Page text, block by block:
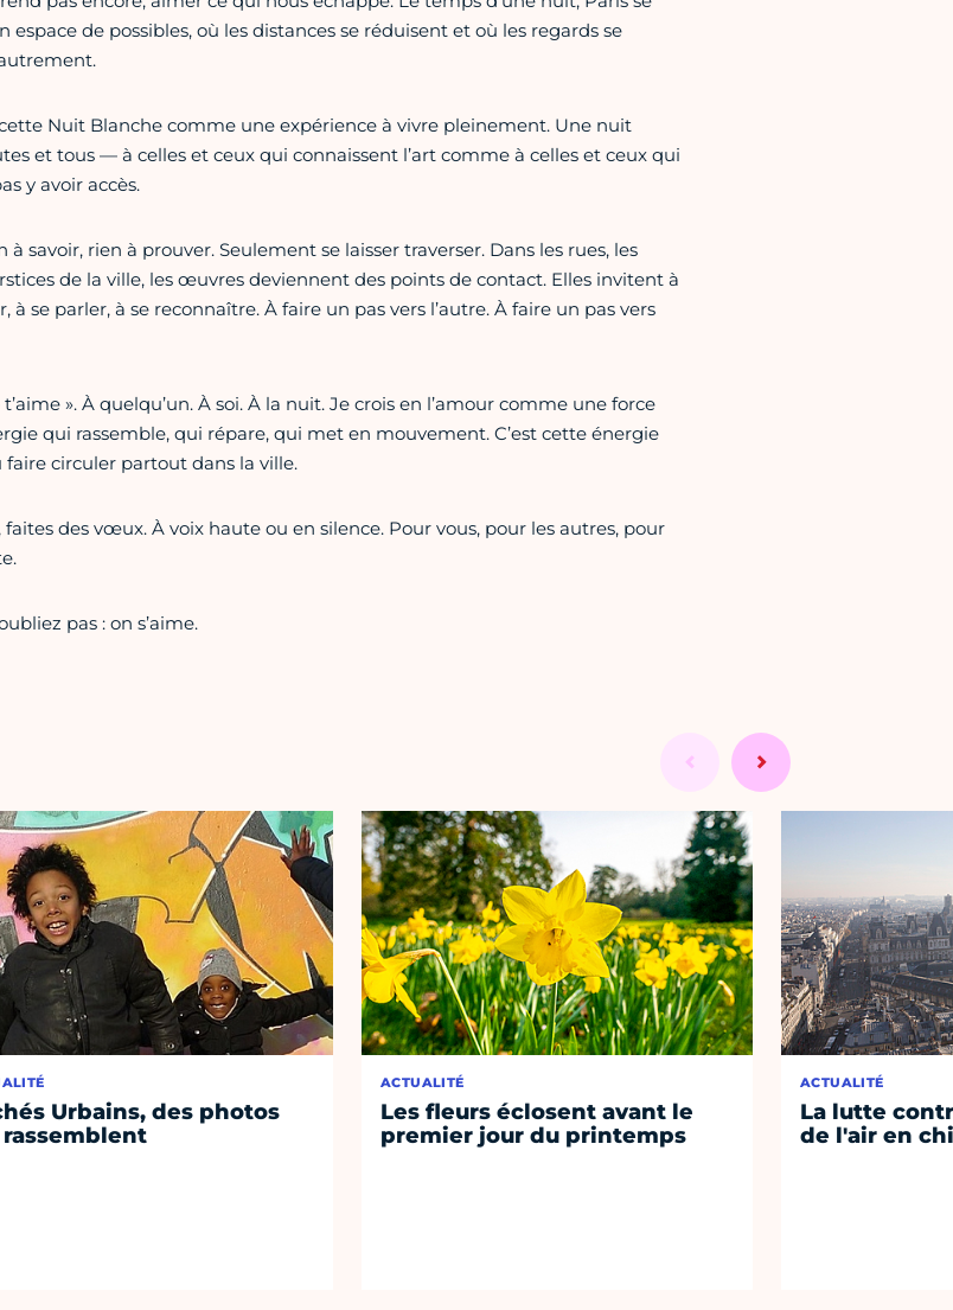
espace de possibles, où les distances se réduisent et où les regards se
Nuit Blanche comme une expérience à vivre pleinement. Une nuit
et tous — à celles et ceux qui connaissent l’art comme à celles et ceux qui
y avoir accès.
à savoir, rien à prouver. Seulement se laisser traverser. Dans les rues, les
de la ville, les œuvres deviennent des points de contact. Elles invitent à
à se parler, à se reconnaître. À faire un pas vers l’autre. À faire un pas vers
». À quelqu’un. À soi. À la nuit. Je crois en l’amour comme une force
qui rassemble, qui répare, qui met en mouvement. C’est cette énergie
faire circuler partout dans la ville.
des vœux. À voix haute ou en silence. Pour vous, pour les autres, pour
pas : on s’aime.
Urbains, des photos
ACTUALITÉ
Les fleurs éclosent avant le
premier jour du printemps
ACTUALITÉ
La lutte
de l'air en